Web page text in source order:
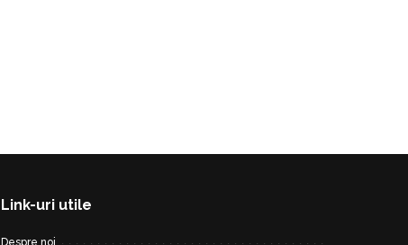
Link-uri utile
Despre noi